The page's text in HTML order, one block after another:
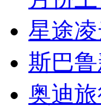
星途
斯巴
奥迪